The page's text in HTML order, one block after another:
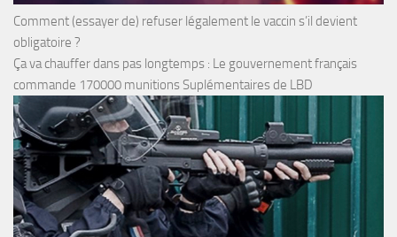
Comment (essayer de) refuser légalement le vaccin s’il devient
obligatoire ?
Ça va chauffer dans pas longtemps : Le gouvernement français
commande 170000 munitions Suplémentaires de LBD